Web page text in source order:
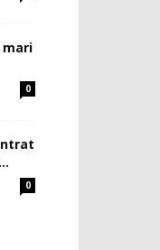
mari
0
0